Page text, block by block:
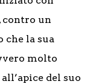
contro un
che la sua
molto
del suo